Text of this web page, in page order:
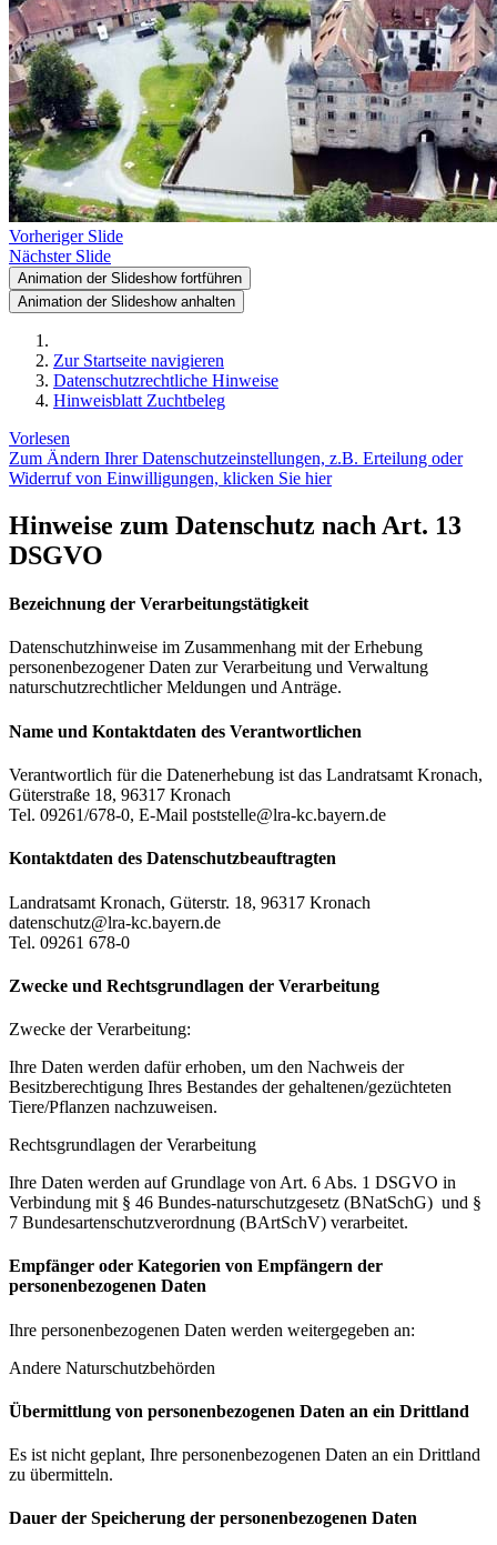
Vorheriger Slide
Nächster Slide
Animation der Slideshow fortführen
Animation der Slideshow anhalten
Zur Startseite navigieren
Datenschutzrechtliche Hinweise
Hinweisblatt Zuchtbeleg
Vorlesen
Zum Ändern Ihrer Datenschutzeinstellungen, z.B. Erteilung oder
Widerruf von Einwilligungen, klicken Sie hier
Hinweise zum Datenschutz nach Art. 13
DSGVO
Bezeichnung der Verarbeitungstätigkeit
Datenschutzhinweise im Zusammenhang mit der Erhebung
personenbezogener Daten zur Verarbeitung und Verwaltung
naturschutzrechtlicher Meldungen und Anträge.
Name und Kontaktdaten des Verantwortlichen
Verantwortlich für die Datenerhebung ist das Landratsamt Kronach,
Güterstraße 18, 96317 Kronach
Tel. 09261/678-0, E-Mail poststelle@lra-kc.bayern.de
Kontaktdaten des Datenschutzbeauftragten
Landratsamt Kronach, Güterstr. 18, 96317 Kronach
datenschutz@lra-kc.bayern.de
Tel. 09261 678-0
Zwecke und Rechtsgrundlagen der Verarbeitung
Zwecke der Verarbeitung:
Ihre Daten werden dafür erhoben, um den Nachweis der
Besitzberechtigung Ihres Bestandes der gehaltenen/gezüchteten
Tiere/Pflanzen nachzuweisen.
Rechtsgrundlagen der Verarbeitung
Ihre Daten werden auf Grundlage von Art. 6 Abs. 1 DSGVO in
Verbindung mit § 46 Bundes-naturschutzgesetz (BNatSchG) und §
7 Bundesartenschutzverordnung (BArtSchV) verarbeitet.
Empfänger oder Kategorien von Empfängern der
personenbezogenen Daten
Ihre personenbezogenen Daten werden weitergegeben an:
Andere Naturschutzbehörden
Übermittlung von personenbezogenen Daten an ein Drittland
Es ist nicht geplant, Ihre personenbezogenen Daten an ein Drittland
zu übermitteln.
Dauer der Speicherung der personenbezogenen Daten